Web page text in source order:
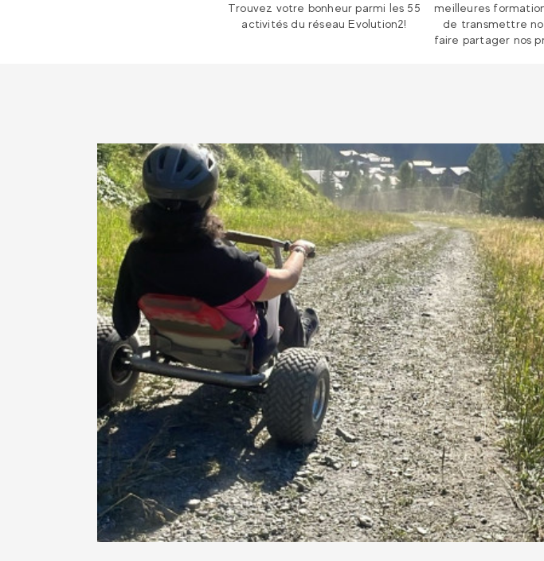
Trouvez votre bonheur parmi les 55
activités du réseau Evolution2!
meilleures
de transmettre
faire partager nos